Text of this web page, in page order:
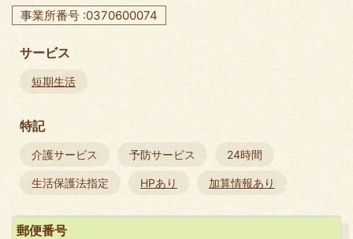
事業所番号 :0370600074
サービス
短期生活
特記
介護サービス 予防サービス 24時間
生活保護法指定 HPあり 加算情報あり
郵便番号